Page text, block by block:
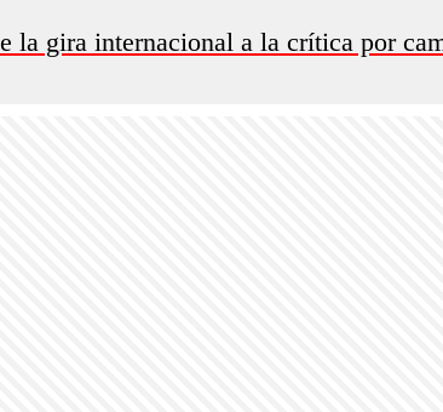
la gira internacional a la crítica por